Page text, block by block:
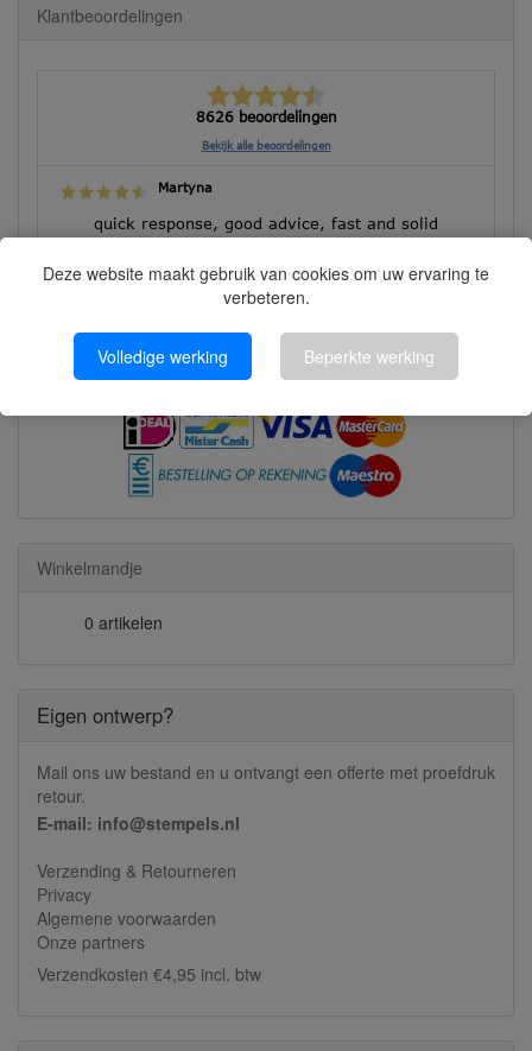
Deze website maakt gebruik van cookies om uw ervaring te
verbeteren.
Volledige werking Beperkte werking
Klantbeoordelingen
8626 beoordelingen
Bekijk alle beoordelingen
Martyna
quick response, good advice, fast and solid
Betalen kunt u met:
Winkelmandje
0 artikelen
Eigen ontwerp?
Mail ons uw bestand en u ontvangt een offerte met proefdruk
retour.
E-mail: info@stempels.nl
Verzending & Retourneren
Privacy
Algemene voorwaarden
Onze partners
Verzendkosten €4,95 incl. btw